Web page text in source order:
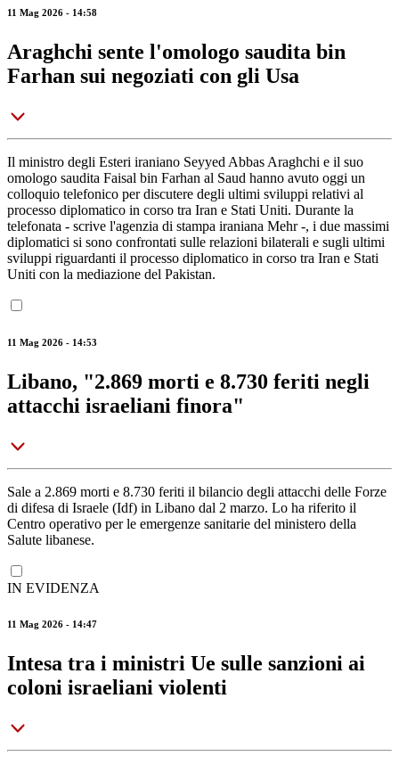
11 Mag 2026 - 14:58
Araghchi sente l'omologo saudita bin
Farhan sui negoziati con gli Usa
Il ministro degli Esteri iraniano Seyyed Abbas Araghchi e il suo
omologo saudita Faisal bin Farhan al Saud hanno avuto oggi un
colloquio telefonico per discutere degli ultimi sviluppi relativi al
processo diplomatico in corso tra Iran e Stati Uniti. Durante la
telefonata - scrive l'agenzia di stampa iraniana Mehr -, i due massimi
diplomatici si sono confrontati sulle relazioni bilaterali e sugli ultimi
sviluppi riguardanti il processo diplomatico in corso tra Iran e Stati
Uniti con la mediazione del Pakistan.
11 Mag 2026 - 14:53
Libano, "2.869 morti e 8.730 feriti negli
attacchi israeliani finora"
Sale a 2.869 morti e 8.730 feriti il bilancio degli attacchi delle Forze
di difesa di Israele (Idf) in Libano dal 2 marzo. Lo ha riferito il
Centro operativo per le emergenze sanitarie del ministero della
Salute libanese.
IN EVIDENZA
11 Mag 2026 - 14:47
Intesa tra i ministri Ue sulle sanzioni ai
coloni israeliani violenti